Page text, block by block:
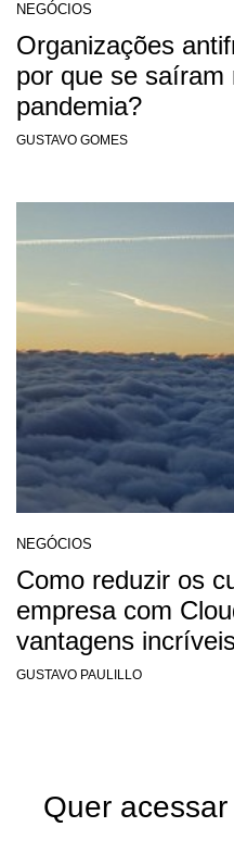
NEGÓCIOS
Organizações
por que se saíram
pandemia?
GUSTAVO GOMES
NEGÓCIOS
Como reduzir os
empresa com
vantagens
GUSTAVO PAULILLO
Quer